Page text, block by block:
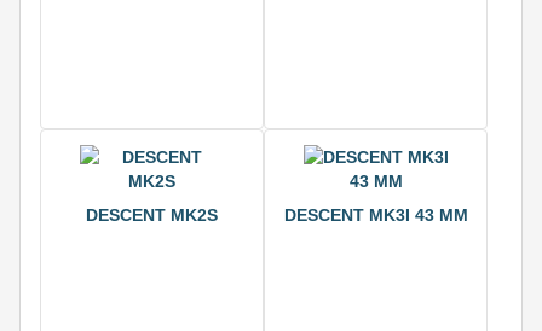
DESCENT MK2S DESCENT MK3I 43 ММ